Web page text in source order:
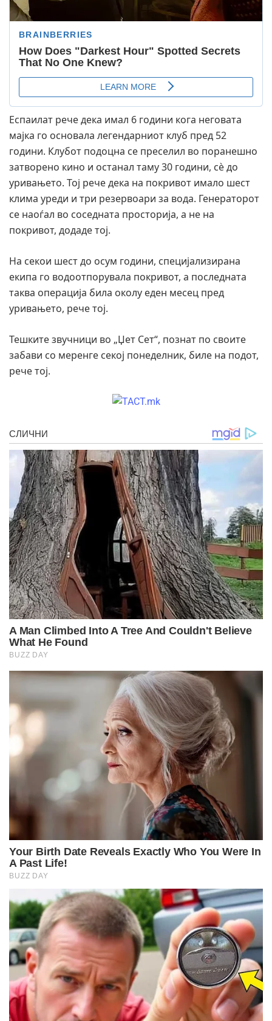
Еспаилат рече дека имал 6 години кога неговата
мајка го основала легендарниот клуб пред 52
години. Клубот подоцна се преселил во поранешно
затворено кино и останал таму 30 години, сè до
уривањето. Тој рече дека на покривот имало шест
клима уреди и три резервоари за вода. Генераторот
се наоѓал во соседната просторија, а не на
покривот, додаде тој.
На секои шест до осум години, специјализирана
екипа го водоотпорувала покривот, а последната
таква операција била околу еден месец пред
уривањето, рече тој.
Тешките звучници во „Џет Сет“, познат по своите
забави со меренге секој понеделник, биле на подот,
рече тој.